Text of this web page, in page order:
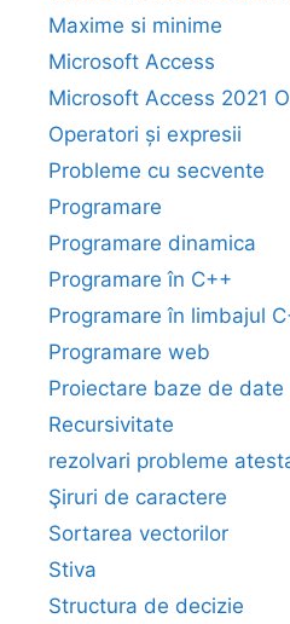
Maxime si minime
Microsoft Access
Microsoft Access 2021
Operatori și expresii
Probleme cu secvente
Programare
Programare dinamica
Programare în C++
Programare în limbajul
Programare web
Proiectare baze de date
Recursivitate
rezolvari probleme
Şiruri de caractere
Sortarea vectorilor
Stiva
Structura de decizie